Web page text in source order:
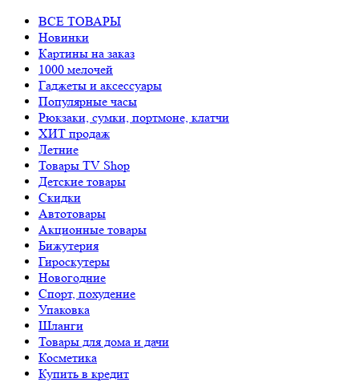
ВСЕ ТОВАРЫ
Новинки
Картины на заказ
1000 мелочей
Гаджеты и аксессуары
Популярные часы
Рюкзаки, сумки, портмоне, клатчи
ХИТ продаж
Летние
Товары TV Shop
Детские товары
Cкидки
Автотовары
Акционные товары
Бижутерия
Гироскутеры
Новогодние
Спорт, похудение
Упаковка
Шланги
Товары для дома и дачи
Косметика
Купить в кредит